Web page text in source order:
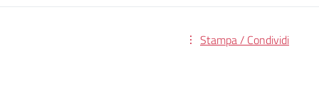
Stampa / Condividi